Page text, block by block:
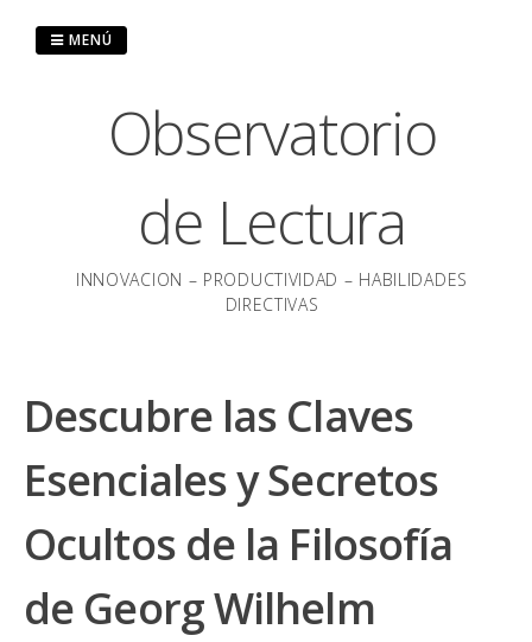
Observatorio
de Lectura
INNOVACION – PRODUCTIVIDAD – HABILIDADES
DIRECTIVAS
MENÚ
Descubre las Claves
Esenciales y Secretos
Ocultos de la Filosofía
de Georg Wilhelm